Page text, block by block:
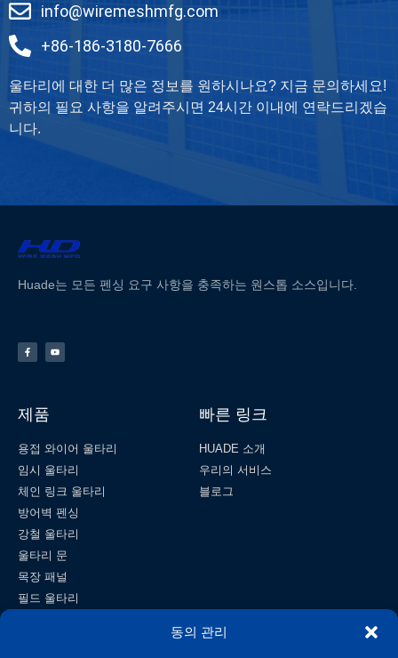
동의 관리
info@wiremeshmfg.com
+86-186-3180-7666
울타리에 대한 더 많은 정보를 원하시나요? 지금 문의하세요!
귀하의 필요 사항을 알려주시면 24시간 이내에 연락드리겠습
니다.
Huade는 모든 펜싱 요구 사항을 충족하는 원스톱 소스입니다.
제품
용접 와이어 울타리
임시 울타리
체인 링크 울타리
방어벽 펜싱
강철 울타리
울타리 문
목장 패널
필드 울타리
빠른 링크
HUADE 소개
우리의 서비스
블로그